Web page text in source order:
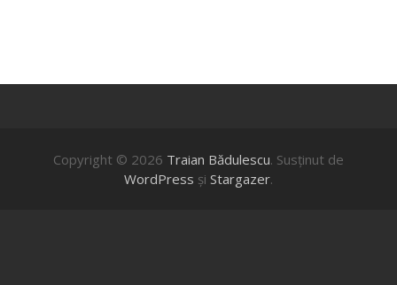
Copyright © 2026 Traian Bădulescu. Susţinut de
WordPress şi Stargazer.